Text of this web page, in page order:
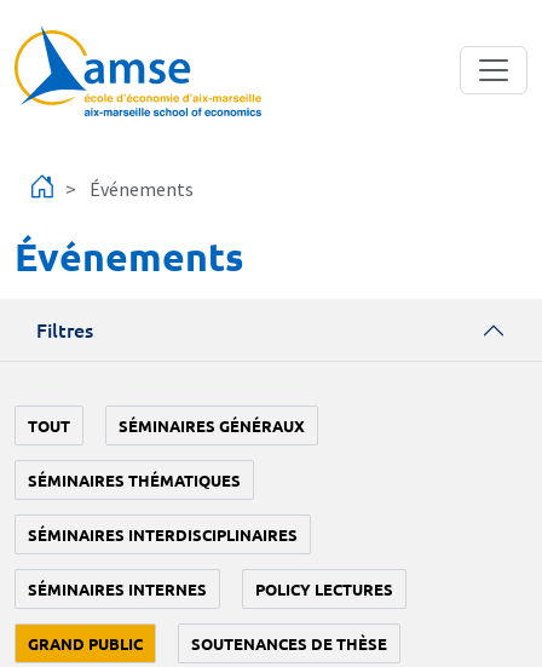
Événements
Événements
Filtres
TOUT SÉMINAIRES GÉNÉRAUX
SÉMINAIRES THÉMATIQUES
SÉMINAIRES INTERDISCIPLINAIRES
SÉMINAIRES INTERNES POLICY LECTURES
GRAND PUBLIC SOUTENANCES DE THÈSE